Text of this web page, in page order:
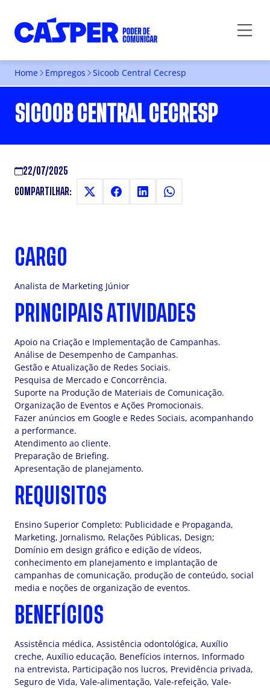
Home Empregos Sicoob Central Cecresp
SICOOB CENTRAL CECRESP
22/07/2025
COMPARTILHAR:
CARGO
Analista de Marketing Júnior
PRINCIPAIS ATIVIDADES
Apoio na Criação e Implementação de Campanhas.
Análise de Desempenho de Campanhas.
Gestão e Atualização de Redes Sociais.
Pesquisa de Mercado e Concorrência.
Suporte na Produção de Materiais de Comunicação.
Organização de Eventos e Ações Promocionais.
Fazer anúncios em Google e Redes Sociais, acompanhando
a performance.
Atendimento ao cliente.
Preparação de Briefing.
Apresentação de planejamento.
REQUISITOS
Ensino Superior Completo: Publicidade e Propaganda,
Marketing, Jornalismo, Relações Públicas, Design;
Domínio em design gráfico e edição de vídeos,
conhecimento em planejamento e implantação de
campanhas de comunicação, produção de conteúdo, social
media e noções de organização de eventos.
BENEFÍCIOS
Assistência médica, Assistência odontológica, Auxílio
creche, Auxílio educação, Benefícios internos, Informado
na entrevista, Participação nos lucros, Previdência privada,
Seguro de Vida, Vale-alimentação, Vale-refeição, Vale-